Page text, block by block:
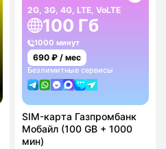
2G, 3G, 4G, LTE, VoLTE
100 Гб
1000 минут
690 ₽ / мес
Безлимитные сервисы
SIM-карта Газпромбанк
Мобайл (100 GB + 1000
мин)